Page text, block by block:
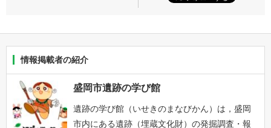
情報掲載者の紹介
盛岡市遺跡の学び館
遺跡の学び館（いせきのまなびかん）は，盛岡
市内にある遺跡（埋蔵文化財）の発掘調査・報